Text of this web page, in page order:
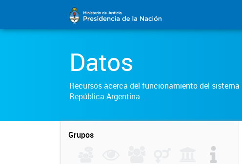
Datos
Recursos acerca del funcionamiento del
República Argentina.
Grupos